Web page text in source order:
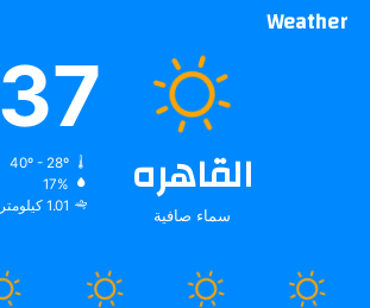
Weather
القاهره
سماء صافية
37
40º - 28º
17%
1.01 كيلومتر/ساعة